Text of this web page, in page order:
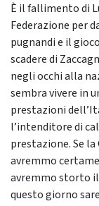
È il fallimento di
Federazione per
pugnandi e il
scadere di
negli occhi alla
sembra vivere in
prestazioni
l’intenditore di
prestazione.Se
avremmo
avremmo storto il
questo giorno